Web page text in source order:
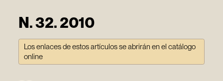
N. 32. 2010
Los enlaces de estos artículos se abrirán en el catálogo
online